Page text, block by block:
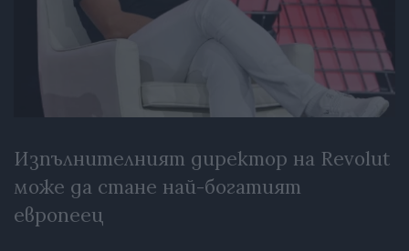
Изпълнителният директор на Revolut
може да стане най-богатият
европеец